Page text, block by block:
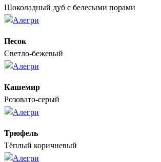
Шоколадный дуб с белесыми порами
Песок
Светло-бежевый
Кашемир
Розовато-серый
Трюфель
Тёплый коричневый